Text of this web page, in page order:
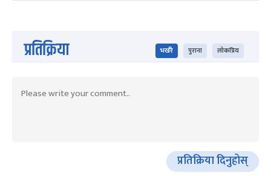
प्रतिक्रिया भर्खरै पुराना लोकप्रिय
प्रतिक्रिया दिनुहोस्